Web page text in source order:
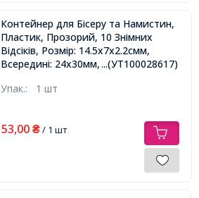
Контейнер для Бісеру та Намистин,
Пластик, Прозорий, 10 Знімних
Відсіків, Розмір: 14.5х7х2.2смм,
Всередині: 24х30мм, Відсіки: 2х3см,
...(УТ100028617)
Упак.: 1 шт
53,00 ₴/ 1 шт